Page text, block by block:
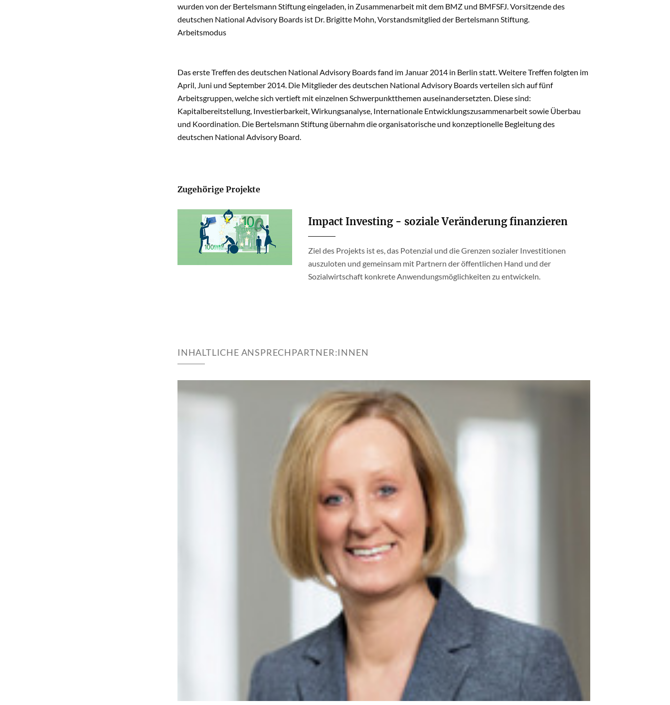
wurden von der Bertelsmann Stiftung eingeladen, in Zusammenarbeit mit dem BMZ und BMFSFJ. Vorsitzende des
deutschen National Advisory Boards ist Dr. Brigitte Mohn, Vorstandsmitglied der Bertelsmann Stiftung.
Arbeitsmodus
Das erste Treffen des deutschen National Advisory Boards fand im Januar 2014 in Berlin statt. Weitere Treffen folgten im
April, Juni und September 2014. Die Mitglieder des deutschen National Advisory Boards verteilen sich auf fünf
Arbeitsgruppen, welche sich vertieft mit einzelnen Schwerpunktthemen auseinandersetzten. Diese sind:
Kapitalbereitstellung, Investierbarkeit, Wirkungsanalyse, Internationale Entwicklungszusammenarbeit sowie Überbau
und Koordination. Die Bertelsmann Stiftung übernahm die organisatorische und konzeptionelle Begleitung des
deutschen National Advisory Board.
Zugehörige Projekte
Impact Investing - soziale Veränderung finanzieren
Ziel des Projekts ist es, das Potenzial und die Grenzen sozialer Investitionen
auszuloten und gemeinsam mit Partnern der öffentlichen Hand und der
Sozialwirtschaft konkrete Anwendungsmöglichkeiten zu entwickeln.
INHALTLICHE ANSPRECHPARTNER:INNEN